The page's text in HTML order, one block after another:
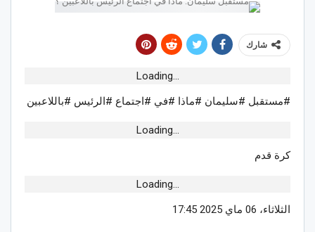
شارك
Loading...
#مستقبل #سليمان #ماذا #في #اجتماع #الرئيس #باللاعبين
Loading...
كرة قدم
Loading...
الثلاثاء، 06 ماي 2025 17:45